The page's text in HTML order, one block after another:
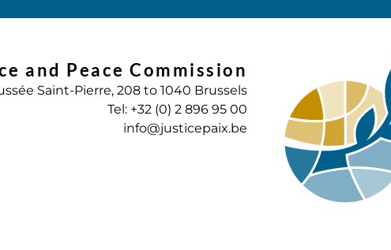
and Peace Commission
Saint-Pierre, 208 to 1040 Brussels
Tel: +32 (0) 2 896 95 00
info@justicepaix.be